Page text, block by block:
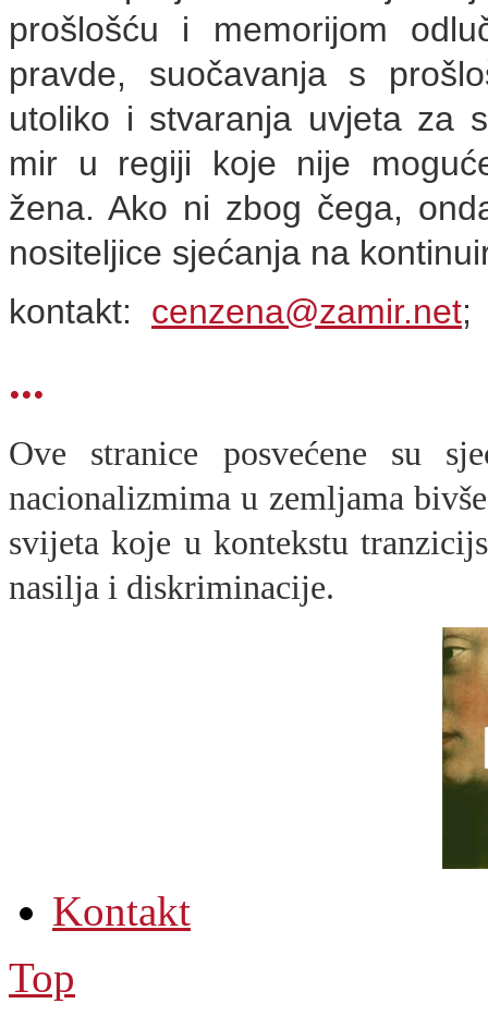
prošlošću i memorijom
pravde, suočavanja s
utoliko i stvaranja uvjeta za
mir u regiji koje nije
žena. Ako ni zbog čega,
nositeljice sjećanja na
kontakt:
cenzena@zamir.net;
...
Ove stranice posvećene su
nacionalizmima u zemljama
svijeta koje u kontekstu
nasilja i diskriminacije.
Kontakt
Top